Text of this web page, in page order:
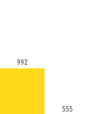
992
555